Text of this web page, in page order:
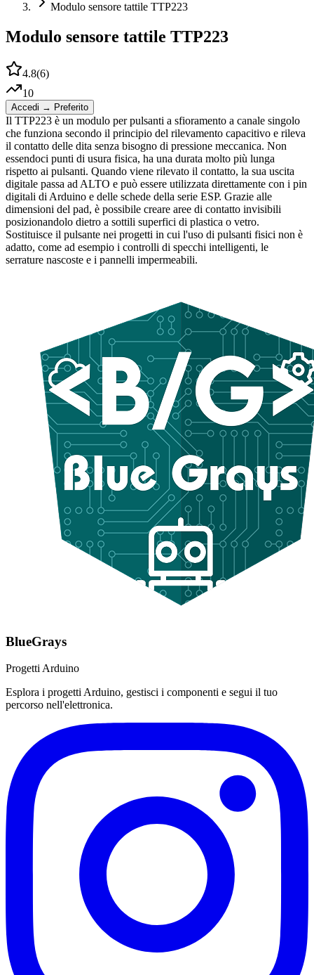
Modulo sensore tattile TTP223
Modulo sensore tattile TTP223
4.8(6)
10
Accedi → Preferito
Il TTP223 è un modulo per pulsanti a sfioramento a canale singolo
che funziona secondo il principio del rilevamento capacitivo e rileva
il contatto delle dita senza bisogno di pressione meccanica. Non
essendoci punti di usura fisica, ha una durata molto più lunga
rispetto ai pulsanti. Quando viene rilevato il contatto, la sua uscita
digitale passa ad ALTO e può essere utilizzata direttamente con i pin
digitali di Arduino e delle schede della serie ESP. Grazie alle
dimensioni del pad, è possibile creare aree di contatto invisibili
posizionandolo dietro a sottili superfici di plastica o vetro.
Sostituisce il pulsante nei progetti in cui l'uso di pulsanti fisici non è
adatto, come ad esempio i controlli di specchi intelligenti, le
serrature nascoste e i pannelli impermeabili.
BlueGrays
Progetti Arduino
Esplora i progetti Arduino, gestisci i componenti e segui il tuo
percorso nell'elettronica.